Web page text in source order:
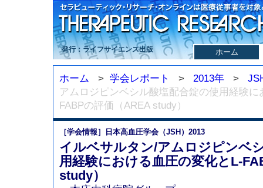
発行：ライフサイエンス出版 ホーム
ホーム > 学会レポート > 2013年 >
アムロジピンベシル酸塩配合錠の使用経験
FABPの評価（AREA study）
［学会情報］日本高血圧学会（JSH）2013
イルベサルタン/アムロジピンベ
用経験における血圧の変化とL-
study）